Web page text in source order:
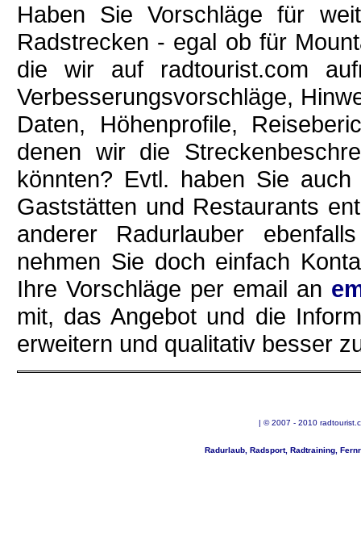
Haben Sie Vorschläge für
Radstrecken - egal ob für
die wir auf radtourist.com
Verbesserungsvorschläge,
Daten, Höhenprofile,
denen wir die
könnten? Evtl. haben Sie
Gaststätten und Restaurants
anderer Radurlauber
nehmen Sie doch einfach
Ihre Vorschläge per email an
mit, das Angebot und die
erweitern und qualitativ besser
| © 2007 - 2010
Radurlaub, Radsport, Radtraining,